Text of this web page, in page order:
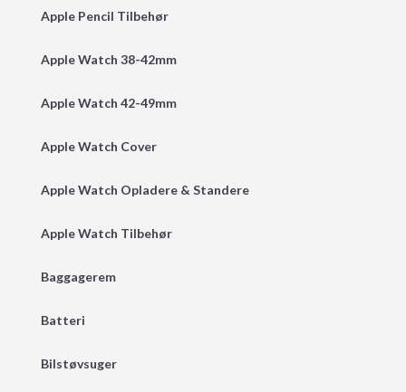
Apple Pencil Tilbehør
Apple Watch 38-42mm
Apple Watch 42-49mm
Apple Watch Cover
Apple Watch Opladere & Standere
Apple Watch Tilbehør
Baggagerem
Batteri
Bilstøvsuger